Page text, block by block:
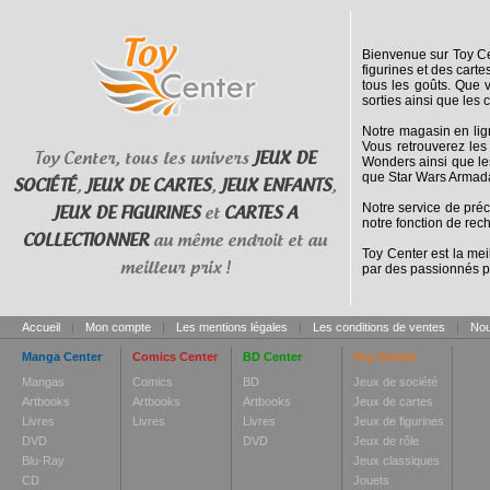
Toy Center, tous les univers JEUX DE
SOCIÉTÉ, JEUX DE CARTES, JEUX ENFANTS,
JEUX DE FIGURINESet CARTES A
COLLECTIONNERau même endroit et au
meilleur prix !
Bienvenue sur Toy
figurines et des
tous les goûts. Que
sorties ainsi que les
Notre magasin en
Vous retrouverez
Wonders ainsi que
que Star Wars
Notre service de
notre fonction de
Toy Center est la
par des passionnés
Accueil | Mon compte | Les mentions légales | Les conditions de ventes |
Manga Center
Mangas
Artbooks
Livres
DVD
Blu-Ray
CD
Comics Center
Comics
Artbooks
Livres
BD Center
BD
Artbooks
Livres
DVD
Toy Center
Jeux de société
Jeux de cartes
Jeux de figurines
Jeux de rôle
Jeux classiques
Jouets